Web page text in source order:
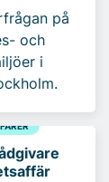
på
och
i